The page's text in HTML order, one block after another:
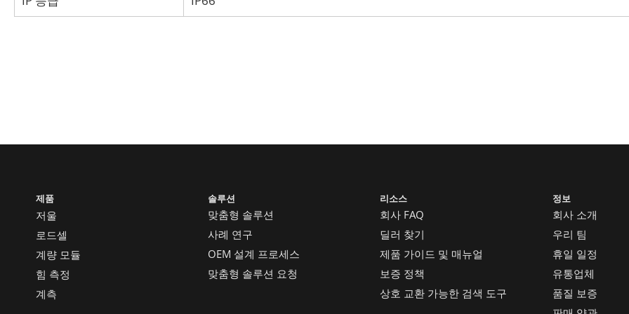
제품
저울
로드셀
계량 모듈
힘 측정
계측
솔루션
맞춤형 솔루션
사례 연구
OEM 설계 프로세스
맞춤형 솔루션 요청
리소스
회사 FAQ
딜러 찾기
제품 가이드 및 매뉴얼
보증 정책
상호 교환 가능한 검색 도구
정보
회사 소개
우리 팀
휴일 일정
유통업체
품질 보증